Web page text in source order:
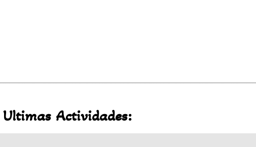
Actividades: